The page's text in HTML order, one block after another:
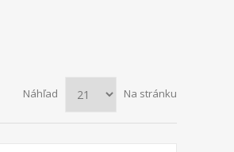
Náhľad Na stránku